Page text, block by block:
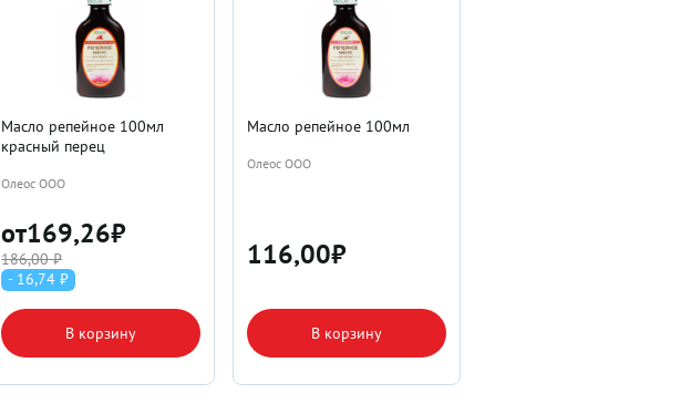
Масло репейное 100мл
красный перец
Олеос ООО
от169,26₽
186,00 ₽
- 16,74 ₽
В корзину
Масло репейное 100мл
Олеос ООО
116,00₽
В корзину